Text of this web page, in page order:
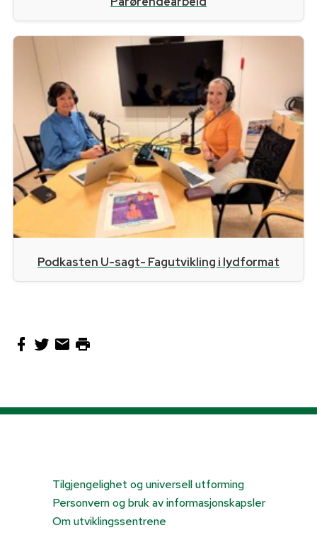
Podkasten U-sagt- Fagutvikling i lydformat
Tilgjengelighet og universell utforming
Personvern og bruk av informasjonskapsler
Om utviklingssentrene